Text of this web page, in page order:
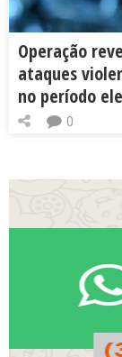
Operação
ataques
no período
0